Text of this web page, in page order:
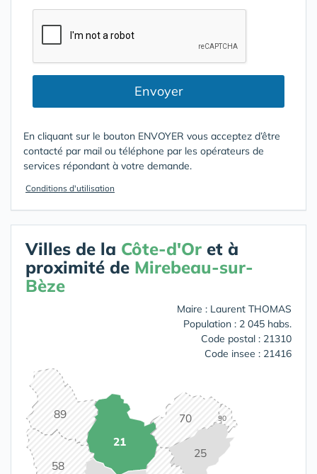
Envoyer
En cliquant sur le bouton ENVOYER vous acceptez d’être
contacté par mail ou téléphone par les opérateurs de
services répondant à votre demande.
Conditions d'utilisation
Villes de la Côte-d'Or et à
proximité de Mirebeau-sur-
Bèze
Maire : Laurent THOMAS
Population : 2 045 habs.
Code postal : 21310
Code insee : 21416
21
25
58
70
89 90